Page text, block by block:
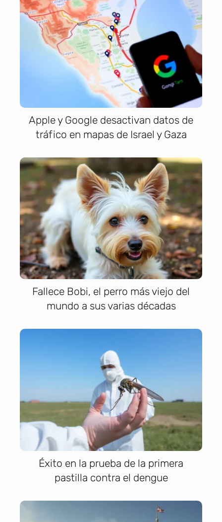
Apple y Google desactivan datos de
tráfico en mapas de Israel y Gaza
Fallece Bobi, el perro más viejo del
mundo a sus varias décadas
Éxito en la prueba de la primera
pastilla contra el dengue